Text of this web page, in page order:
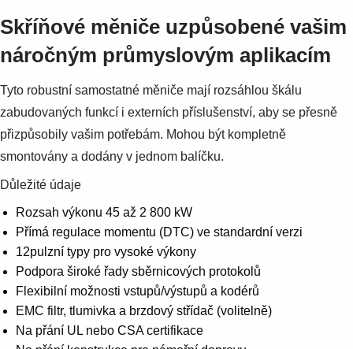
Kontakt
Kariéra
Skříňové měniče uzpůsobené vašim
náročným průmyslovým aplikacím
Tyto robustní samostatné měniče mají rozsáhlou škálu
zabudovaných funkcí i externích příslušenství, aby se přesně
přizpůsobily vašim potřebám. Mohou být kompletně
smontovány a dodány v jednom balíčku.
Důležité údaje
Rozsah výkonu 45 až 2 800 kW
Přímá regulace momentu (DTC) ve standardní verzi
12pulzní typy pro vysoké výkony
Podpora široké řady sběrnicových protokolů
Flexibilní možnosti vstupů/výstupů a kodérů
EMC filtr, tlumivka a brzdový střídač (volitelně)
Na přání UL nebo CSA certifikace